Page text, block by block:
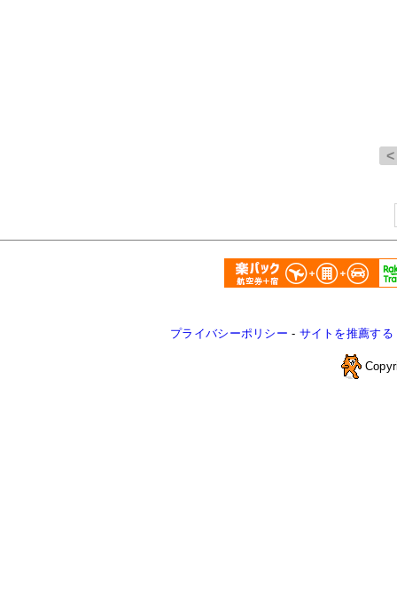
プライバシーポリシー - サイトを推薦する